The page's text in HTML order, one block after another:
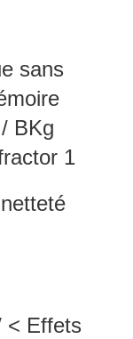
sans
BKg
1
< Effets